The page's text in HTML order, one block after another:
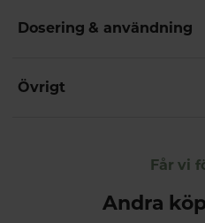
Dosering & användning
Övrigt
Får vi
Andra